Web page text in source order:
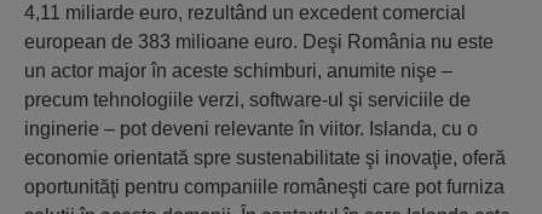
4,11 miliarde euro, rezultând un excedent comercial
european de 383 milioane euro. Deşi România nu este
un actor major în aceste schimburi, anumite nişe –
precum tehnologiile verzi, software-ul şi serviciile de
inginerie – pot deveni relevante în viitor. Islanda, cu o
economie orientată spre sustenabilitate şi inovaţie, oferă
oportunităţi pentru companiile româneşti care pot furniza